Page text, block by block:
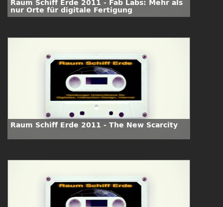
Raum Schiff Erde 2011 - Fab Labs: Mehr als
nur Orte für digitale Fertigung
Raum Schiff Erde 2011 - The New Scarcity